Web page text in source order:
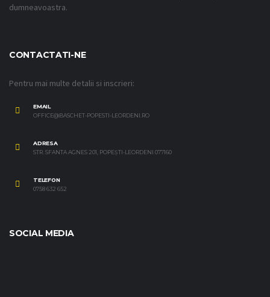
dumneavoastra.
CONTACTATI-NE
Pentru mai multe detalii si inscrieri:
EMAIL
OFFICE@BASCHET-POPESTI-LEORDENI.RO
ADRESA
STR. SFANTA AGNES 201, POPEȘTI-LEORDENI 077160
TELEFON
0758 632 652
SOCIAL MEDIA